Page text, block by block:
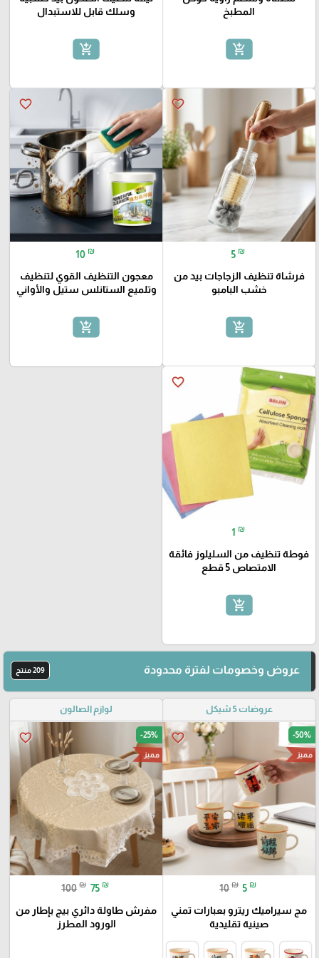
المطبخ
add_shopping_cart
وسلك قابل للاستبدال
add_shopping_cart
favorite_border
5 ₪
فرشاة تنظيف الزجاجات بيد من
خشب البامبو
add_shopping_cart
favorite_border
10 ₪
معجون التنظيف القوي لتنظيف
وتلميع الستانلس ستيل والأواني
add_shopping_cart
favorite_border
1 ₪
فوطة تنظيف من السليلوز فائقة
الامتصاص 5 قطع
add_shopping_cart
عروض وخصومات لفترة محدودة 209 منتج
عروضات 5 شيكل
favorite_border -50%
مميز
10 ₪ 5 ₪
مج سيراميك ريترو بعبارات تمني
صينية تقليدية
لوازم الصالون
favorite_border -25%
مميز
100 ₪ 75 ₪
مفرش طاولة دائري بيج بإطار من
الورود المطرز